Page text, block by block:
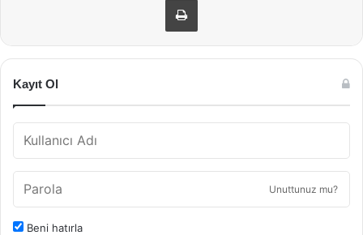
Kayıt Ol
Unuttunuz mu?
Beni hatırla